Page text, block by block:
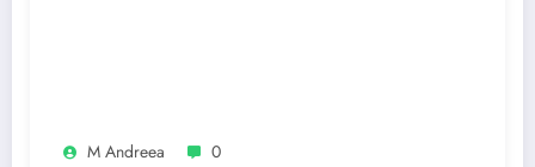
M Andreea 0